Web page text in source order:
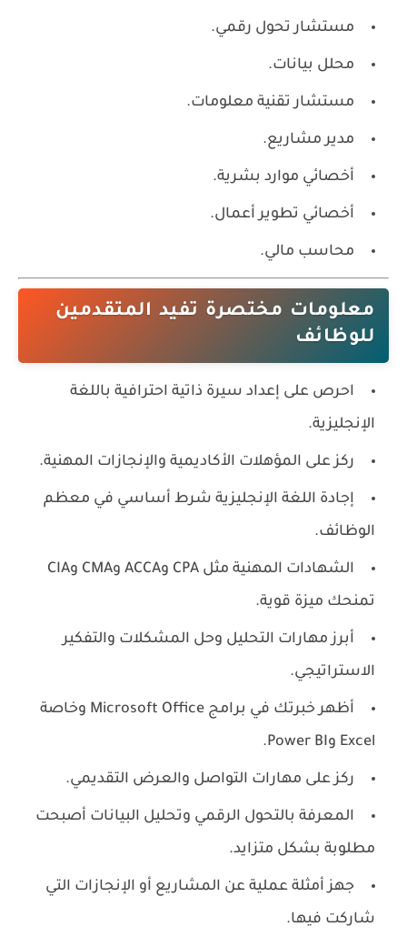
مستشار تحول رقمي.
محلل بيانات.
مستشار تقنية معلومات.
مدير مشاريع.
أخصائي موارد بشرية.
أخصائي تطوير أعمال.
محاسب مالي.
معلومات مختصرة تفيد المتقدمين
للوظائف
احرص على إعداد سيرة ذاتية احترافية باللغة
الإنجليزية.
ركز على المؤهلات الأكاديمية والإنجازات المهنية.
إجادة اللغة الإنجليزية شرط أساسي في معظم
الوظائف.
الشهادات المهنية مثل CPA وACCA وCMA وCIA
تمنحك ميزة قوية.
أبرز مهارات التحليل وحل المشكلات والتفكير
الاستراتيجي.
أظهر خبرتك في برامج Microsoft Office وخاصة
Excel وPower BI.
ركز على مهارات التواصل والعرض التقديمي.
المعرفة بالتحول الرقمي وتحليل البيانات أصبحت
مطلوبة بشكل متزايد.
جهز أمثلة عملية عن المشاريع أو الإنجازات التي
شاركت فيها.